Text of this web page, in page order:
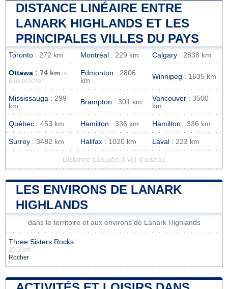
DISTANCE LINÉAIRE ENTRE
LANARK HIGHLANDS ET LES
PRINCIPALES VILLES DU PAYS
Toronto : 272 km Montréal : 229 km Calgary : 2838 km
Ottawa : 74 km
la
plus proche
Edmonton : 2806
km
Winnipeg : 1635 km
Mississauga : 299
km
Brampton : 301 km Vancouver : 3500
km
Québec : 453 km Hamilton : 336 km Hamilton : 336 km
Surrey : 3482 km Halifax : 1020 km Laval : 223 km
Distance calculée à vol d'oiseau
LES ENVIRONS DE LANARK
HIGHLANDS
dans le territoire et aux environs de Lanark Highlands
Three Sisters Rocks
29.3 km
Rocher